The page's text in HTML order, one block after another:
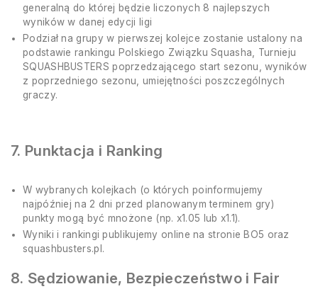
generalną do której będzie liczonych 8 najlepszych
wyników w danej edycji ligi
Podział na grupy w pierwszej kolejce zostanie ustalony na
podstawie rankingu Polskiego Związku Squasha, Turnieju
SQUASHBUSTERS poprzedzającego start sezonu, wyników
z poprzedniego sezonu, umiejętności poszczególnych
graczy.
7. Punktacja i Ranking
W wybranych kolejkach (o których poinformujemy
najpóźniej na 2 dni przed planowanym terminem gry)
punkty mogą być mnożone (np. x1.05 lub x1.1).
Wyniki i rankingi publikujemy online na stronie BO5 oraz
squashbusters.pl.
8. Sędziowanie, Bezpieczeństwo i Fair